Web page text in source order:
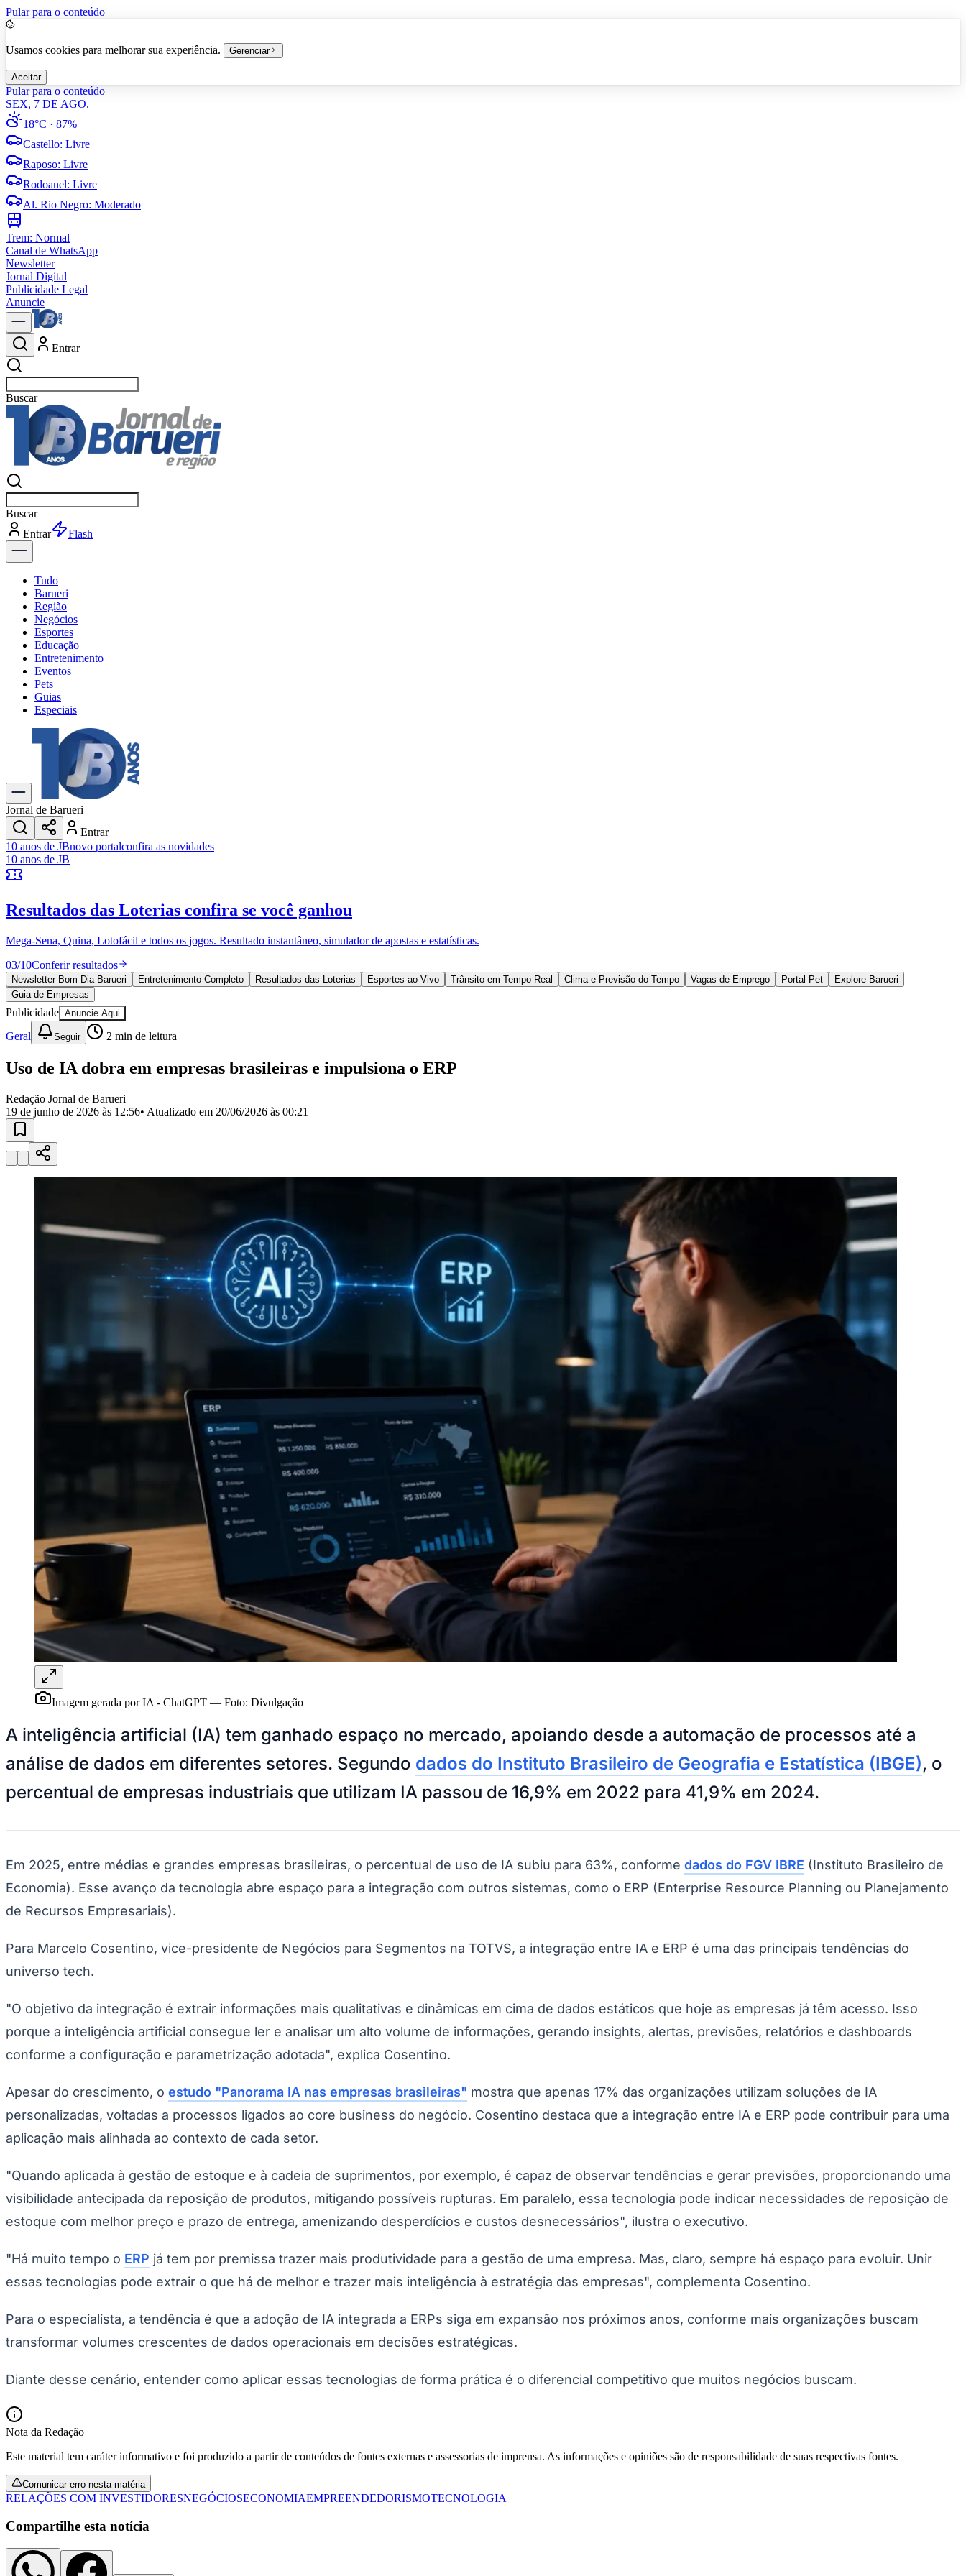
Pular para o conteúdo
Usamos cookies para melhorar sua experiência. Gerenciar
Aceitar
Pular para o conteúdo
SEX, 7 DE AGO.
18°C · 87%
Castello: Livre
Raposo: Livre
Rodoanel: Livre
Al. Rio Negro: Moderado
Trem: Normal
Canal de WhatsApp
Newsletter
Jornal Digital
Publicidade Legal
Anuncie
Entrar
Buscaresportes
Buscaresportes
Entrar
Flash
Tudo
Barueri
Região
Negócios
Esportes
Educação
Entretenimento
Eventos
Pets
Guias
Especiais
Explore Tudo
Últimas Notícias
Previsão do Tempo
Trânsito e Rotas
Dia a Dia & Lazer
Transportes
Gastronomia
Cinema & Shows
JogosNovo
Anuncie no Portal
Cadastrar Empresa
Divulgar Vagas Novo
Publicidade Legal
Política
Eleições
Esportes
Saúde
Segurança
Cultura
Obras
Educação
Bairros de Barueri
Selecione sua região
AldeiaAldeia da Serra
MilitarItapeviJandiraJardim AudirJardim BelvalJardim CalifórniaJardim dos AltosJardim dos CamargosJardim EsperançaJardim GrazielaJardim IracemaJardim ItaquitiJardim JulioJardim LíbanoJardim Maria
Jardim São SilvestreJardim Silveira Jardim TupanciMutinga
Santana de Parnaíba Vila BarrosVila Boa Vista
Vila Nossa Sra. da EscadaVila Porto
Para Sua Empresa
Negócios Regionais
Segurança Regional
Hospitais Estaduais
Parques & Represas
OsascoCarapicuíbaJandiraItapevi Cajamar Franco da RochaFrancisco MoratoTaboão da Serra
Hub de Negócios
Selo Verificado
Portal Educacional
Agenda de Vestibulares
Vagas de Emprego
Concursos
Panorama Econômico
Panorama Econômico
Para Sua Empresa
Anuncie no Portal
Verificar Empresa
Anunciar VagasNovo
Publicidade Legal
NBA
Fórmula 1
UFC
Tênis (ATP)
MLB
Brasileirão Série B
Copa do Brasil
Libertadores
Sul-Americana
Copa América
Premier League
La Liga
Bundesliga
Mundial 2026
Jornal de Barueri
Entrar
10 anos de JBnovo portalconfira as novidades
10 anos de JB
Resultados das Loterias confira se você ganhou
Mega-Sena, Quina, Lotofácil e todos os jogos. Resultado instantâneo, simulador de apostas e estatísticas.
03/10Conferir resultados
Newsletter Bom Dia Barueri Entretenimento Completo Resultados das Loterias Esportes ao Vivo Trânsito em Tempo Real Clima e Previsão do Tempo Vagas de Emprego Portal Pet
Explore Barueri
Guia de Empresas
Publicidade Anuncie Aqui
Geral Seguir 2 min de leitura
Uso de IA dobra em empresas brasileiras e impulsiona o ERP
Redação Jornal de Barueri
19 de junho de 2026 às 12:56• Atualizado em 20/06/2026 às 00:21
Imagem gerada por IA - ChatGPT — Foto: Divulgação
A inteligência artificial (IA) tem ganhado espaço no mercado, apoiando desde a automação de processos até a
análise de dados em diferentes setores. Segundo dados do Instituto Brasileiro de Geografia e Estatística (IBGE), o
percentual de empresas industriais que utilizam IA passou de 16,9% em 2022 para 41,9% em 2024.
Em 2025, entre médias e grandes empresas brasileiras, o percentual de uso de IA subiu para 63%, conforme dados do FGV IBRE (Instituto Brasileiro de
Economia). Esse avanço da tecnologia abre espaço para a integração com outros sistemas, como o ERP (Enterprise Resource Planning ou Planejamento
de Recursos Empresariais).
Para Marcelo Cosentino, vice-presidente de Negócios para Segmentos na TOTVS, a integração entre IA e ERP é uma das principais tendências do
universo tech.
"O objetivo da integração é extrair informações mais qualitativas e dinâmicas em cima de dados estáticos que hoje as empresas já têm acesso. Isso
porque a inteligência artificial consegue ler e analisar um alto volume de informações, gerando insights, alertas, previsões, relatórios e dashboards
conforme a configuração e parametrização adotada", explica Cosentino.
Apesar do crescimento, o estudo "Panorama IA nas empresas brasileiras" mostra que apenas 17% das organizações utilizam soluções de IA
personalizadas, voltadas a processos ligados ao core business do negócio. Cosentino destaca que a integração entre IA e ERP pode contribuir para uma
aplicação mais alinhada ao contexto de cada setor.
"Quando aplicada à gestão de estoque e à cadeia de suprimentos, por exemplo, é capaz de observar tendências e gerar previsões, proporcionando uma
visibilidade antecipada da reposição de produtos, mitigando possíveis rupturas. Em paralelo, essa tecnologia pode indicar necessidades de reposição de
estoque com melhor preço e prazo de entrega, amenizando desperdícios e custos desnecessários", ilustra o executivo.
"Há muito tempo o ERP já tem por premissa trazer mais produtividade para a gestão de uma empresa. Mas, claro, sempre há espaço para evoluir. Unir
essas tecnologias pode extrair o que há de melhor e trazer mais inteligência à estratégia das empresas", complementa Cosentino.
Para o especialista, a tendência é que a adoção de IA integrada a ERPs siga em expansão nos próximos anos, conforme mais organizações buscam
transformar volumes crescentes de dados operacionais em decisões estratégicas.
Diante desse cenário, entender como aplicar essas tecnologias de forma prática é o diferencial competitivo que muitos negócios buscam.
Nota da Redação
Este material tem caráter informativo e foi produzido a partir de conteúdos de fontes externas e assessorias de imprensa. As informações e opiniões são de responsabilidade de suas respectivas fontes.
Comunicar erro nesta matéria
RELAÇÕES COM INVESTIDORESNEGÓCIOSECONOMIAEMPREENDEDORISMOTECNOLOGIA
Compartilhe esta notícia